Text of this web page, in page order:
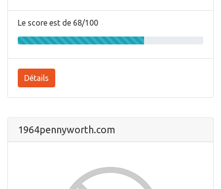
Le score est de 68/100
Détails
1964pennyworth.com